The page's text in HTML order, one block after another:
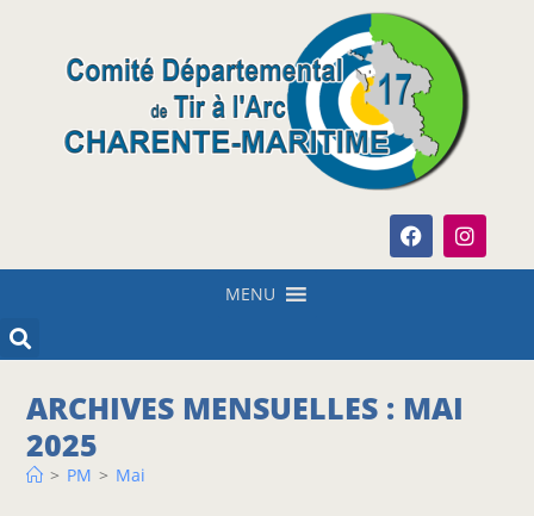
MENU
ARCHIVES MENSUELLES : MAI
2025
> PM > Mai